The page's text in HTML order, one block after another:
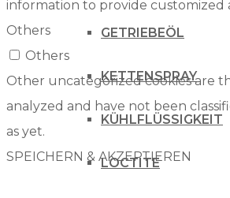
GETRIEBEÖL
KETTENSPRAY
KÜHLFLÜSSIGKEIT
LOCTITE
information to provide customized
Others
Others
Other uncategorized cookies are
analyzed and have not been
as yet.
SPEICHERN & AKZEPTIEREN